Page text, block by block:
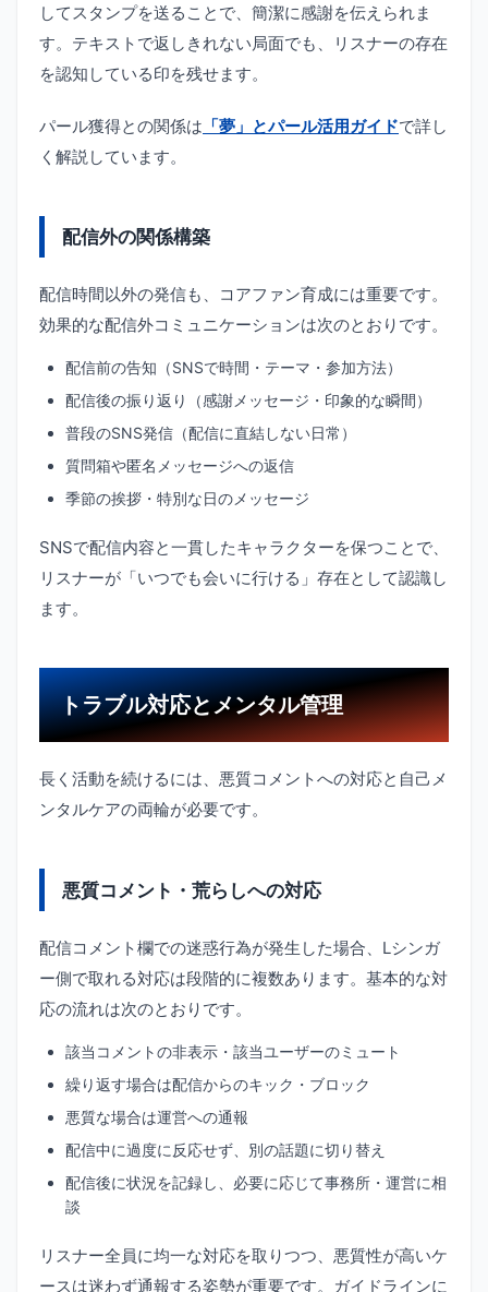
してスタンプを送ることで、簡潔に感謝を伝えられま
す。テキストで返しきれない局面でも、リスナーの存在
を認知している印を残せます。
パール獲得との関係は 「夢」とパール活用ガイドで詳し
く解説しています。
配信外の関係構築
配信時間以外の発信も、コアファン育成には重要です。
効果的な配信外コミュニケーションは次のとおりです。
配信前の告知（SNSで時間・テーマ・参加方法）
配信後の振り返り（感謝メッセージ・印象的な瞬間）
普段のSNS発信（配信に直結しない日常）
質問箱や匿名メッセージへの返信
季節の挨拶・特別な日のメッセージ
SNSで配信内容と一貫したキャラクターを保つことで、
リスナーが「いつでも会いに行ける」存在として認識し
ます。
トラブル対応とメンタル管理
長く活動を続けるには、悪質コメントへの対応と自己メ
ンタルケアの両輪が必要です。
悪質コメント・荒らしへの対応
配信コメント欄での迷惑行為が発生した場合、Lシンガ
ー側で取れる対応は段階的に複数あります。基本的な対
応の流れは次のとおりです。
該当コメントの非表示・該当ユーザーのミュート
繰り返す場合は配信からのキック・ブロック
悪質な場合は運営への通報
配信中に過度に反応せず、別の話題に切り替え
配信後に状況を記録し、必要に応じて事務所・運営に相
談
リスナー全員に均一な対応を取りつつ、悪質性が高いケ
ースは迷わず通報する姿勢が重要です。ガイドラインに